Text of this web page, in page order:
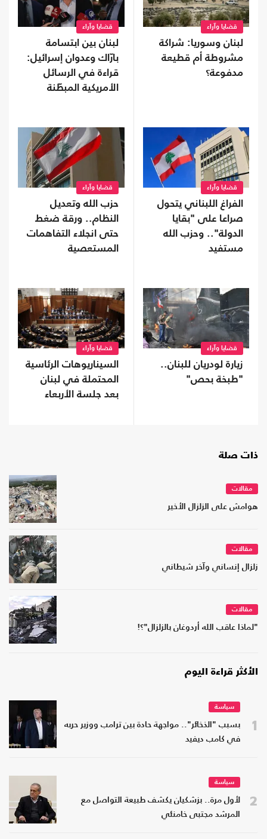
قضايا وآراء
لبنان وسوريا: شراكة
مشروطة أم قطيعة
مدفوعة؟
قضايا وآراء
لبنان بين ابتسامة
بارّاك وعدوان إسرائيل:
قراءة في الرسائل
الأمريكية المبطّنة
قضايا وآراء
الفراغ اللبناني يتحول
صراعا على "بقايا
الدولة".. وحزب الله
مستفيد
قضايا وآراء
حزب الله وتعديل
النظام.. ورقة ضغط
حتى انجلاء التفاهمات
المستعصية
قضايا وآراء
زيارة لودريان للبنان..
"طبخة بحص"
قضايا وآراء
السيناريوهات الرئاسية
المحتملة في لبنان
بعد جلسة الأربعاء
ذات صلة
مقالات
هوامش على الزلزال الأخير
مقالات
زلزال إنساني وآخر شيطاني
مقالات
"لماذا عاقب الله أردوغان بالزلزال"؟!
الأكثر قراءة اليوم
1
سياسة
بسبب "الذخائر".. مواجهة حادة بين ترامب ووزير حربه
في كامب ديفيد
2
سياسة
لأول مرة.. بزشكيان يكشف طبيعة التواصل مع
المرشد مجتبى خامنئي